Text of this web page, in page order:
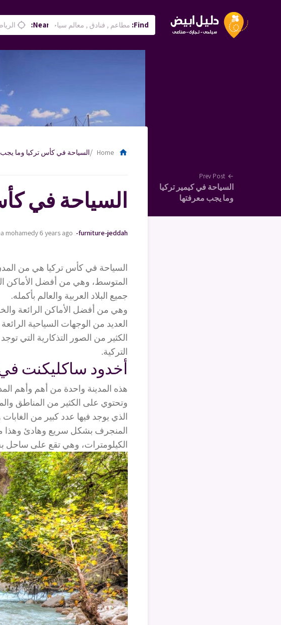
Find:
Near:
location_searching
home
Home السياحة في كأس تركيا وما
←
Prev Post
السياحة في كيمير تركيا
وما يجب معرفتها
السياحة في
moving-furniture-jeddah
mohamedy 6 years ago
السياحة في كأس تركيا هي من
المتوسط، وهي من أفضل الأماكن
جميع البلاد العربية والعالم بأكمله.
وهي من أفضل الأماكن الرائعة
العديد من الوجهات السياحية
الكثير من الصور التذكارية التي
التركية.
أخدود ساكليكنت
هذه المدينة واحدة من أهم وأهم
وتحتوي على الكثير من المناطق
الذي يوجد فيها عدد كبير من
المنجرف بشكل سريع وهادئ وهذا
الكيلومترات، وهي تقع على ساحل